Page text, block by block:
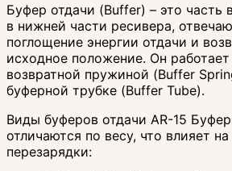
Буфер отдачи (Buffer) – это часть
в нижней части ресивера,
поглощение энергии отдачи и
исходное положение. Он работает
возвратной пружиной (Buffer
буферной трубке (Buffer Tube).
Виды буферов отдачи AR-15
отличаются по весу, что влияет
перезарядки: